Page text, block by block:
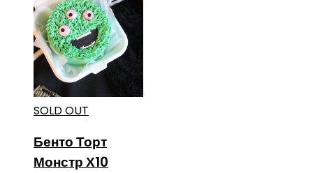
SOLD OUT
Бенто Торт
Монстр Х10